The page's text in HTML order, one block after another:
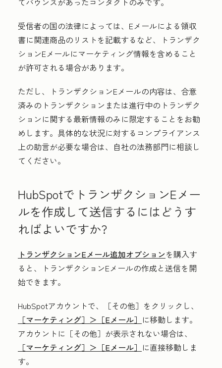
受信者の国の法律によっては、Eメールによる領収
書に関連商品のリストを記載するなど、トランザク
ションEメールにマーケティング情報を含めること
が許可される場合があります。
ただし、トランザクションEメールの内容は、合意
済みのトランザクションまたは進行中のトランザク
ションに関する最新情報のみに限定することをお勧
めします。具体的な状況に対するコンプライアンス
上の助言が必要な場合は、自社の法務部門に相談し
てください。
HubSpotでトランザクションEメー
ルを作成して送信するにはどうす
ればよいですか?
トランザクションEメール追加オプションを購入す
ると、トランザクションEメールの作成と送信を開
始できます。
HubSpotアカウントで、
［その他］をクリックし、
［マーケティング］＞ ［Eメール］ に移動します。
アカウントに ［その他］が表示されない場合は、
［マーケティング］＞ ［Eメール］ に直接移動しま
す。